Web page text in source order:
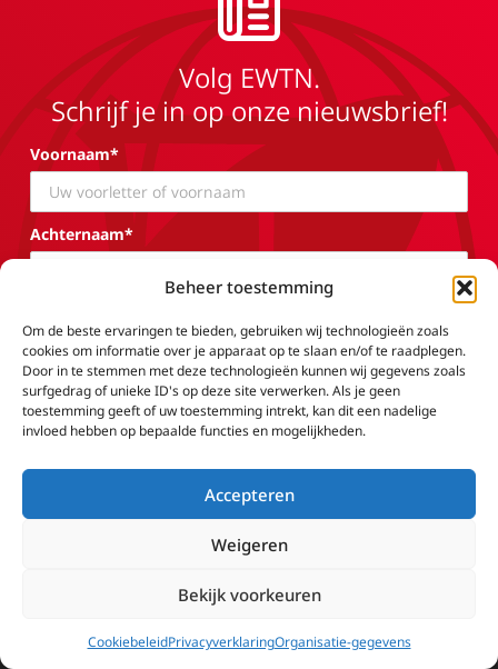
Beheer toestemming
Om de beste ervaringen te bieden, gebruiken wij technologieën zoals
cookies om informatie over je apparaat op te slaan en/of te raadplegen.
Door in te stemmen met deze technologieën kunnen wij gegevens zoals
surfgedrag of unieke ID's op deze site verwerken. Als je geen
toestemming geeft of uw toestemming intrekt, kan dit een nadelige
invloed hebben op bepaalde functies en mogelijkheden.
Accepteren
Weigeren
Bekijk voorkeuren
CookiebeleidPrivacyverklaringOrganisatie-gegevens
Volg EWTN.
Schrijf je in op onze nieuwsbrief!
Voornaam*
Achternaam*
E-mailadres*
Ik heb de voorwaarden gelezen en ga ermee akkoord